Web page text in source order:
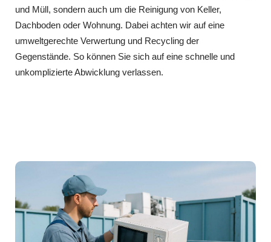
und Müll, sondern auch um die Reinigung von Keller,
Dachboden oder Wohnung. Dabei achten wir auf eine
umweltgerechte Verwertung und Recycling der
Gegenstände. So können Sie sich auf eine schnelle und
unkomplizierte Abwicklung verlassen.